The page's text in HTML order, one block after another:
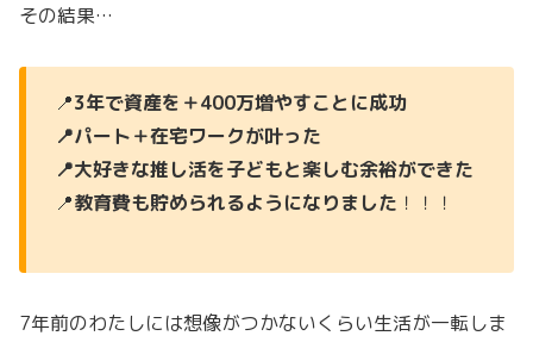
その結果…
📍3年で資産を＋400万増やすことに成功
📍パート＋在宅ワークが叶った
📍大好きな推し活を子どもと楽しむ余裕ができた
📍教育費も貯められるようになりました ！！！
7年前のわたしには想像がつかないくらい生活が一転しま